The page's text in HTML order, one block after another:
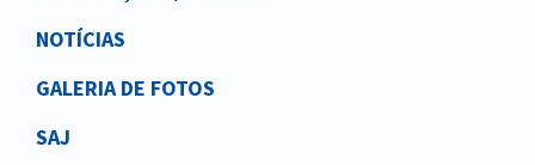
NOTÍCIAS
GALERIA DE FOTOS
SAJ